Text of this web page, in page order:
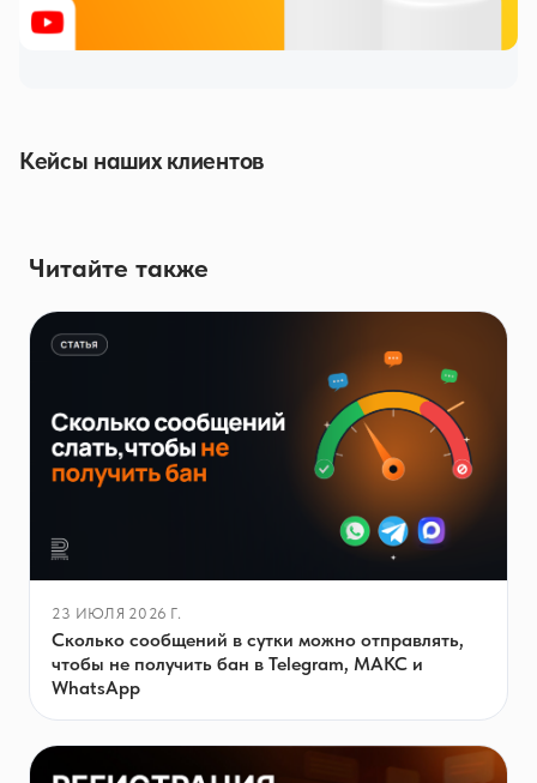
Кейсы наших клиентов
Читайте также
23 ИЮЛЯ 2026 Г.
Сколько сообщений в сутки можно отправлять,
чтобы не получить бан в Telegram, МАКС и
WhatsApp